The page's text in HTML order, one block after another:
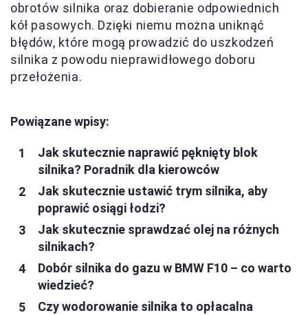
obrotów silnika oraz dobieranie odpowiednich
kół pasowych. Dzięki niemu można uniknąć
błędów, które mogą prowadzić do uszkodzeń
silnika z powodu nieprawidłowego doboru
przełożenia.
Powiązane wpisy:
Jak skutecznie naprawić pęknięty blok
silnika? Poradnik dla kierowców
Jak skutecznie ustawić trym silnika, aby
poprawić osiągi łodzi?
Jak skutecznie sprawdzać olej na różnych
silnikach?
Dobór silnika do gazu w BMW F10 – co warto
wiedzieć?
Czy wodorowanie silnika to opłacalna